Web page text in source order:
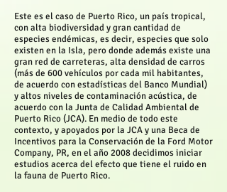
Este es el caso de Puerto Rico, un país tropical,
con alta biodiversidad y gran cantidad de
especies endémicas, es decir, especies que solo
existen en la Isla, pero donde además existe una
gran red de carreteras, alta densidad de carros
(más de 600 vehículos por cada mil habitantes,
de acuerdo con estadísticas del Banco Mundial)
y altos niveles de contaminación acústica, de
acuerdo con la Junta de Calidad Ambiental de
Puerto Rico (JCA). En medio de todo este
contexto, y apoyados por la JCA y una Beca de
Incentivos para la Conservación de la Ford Motor
Company, PR, en el año 2008 decidimos iniciar
estudios acerca del efecto que tiene el ruido en
la fauna de Puerto Rico.